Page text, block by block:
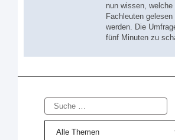
nun wissen,
Fachleuten gelesen
werden. Die
fünf Minuten zu
Suche